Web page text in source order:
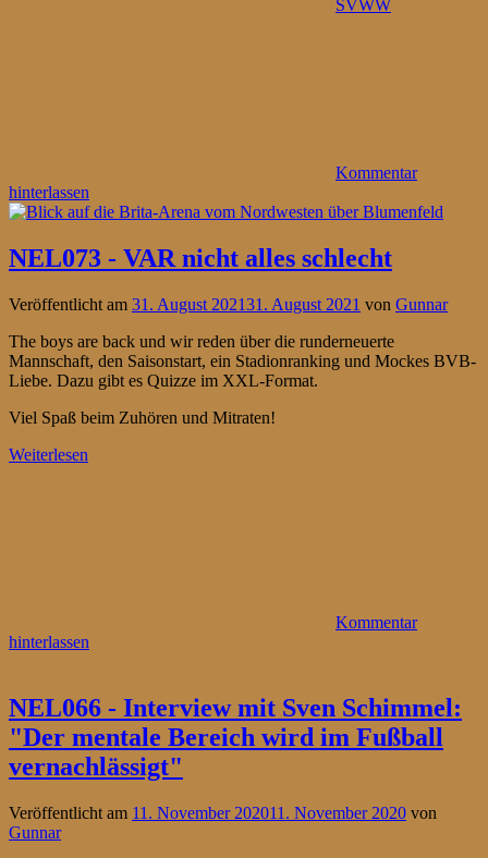
SVWW
Kommentar
hinterlassen
NEL073 - VAR nicht alles schlecht
Veröffentlicht am 31. August 202131. August 2021 von Gunnar
The boys are back und wir reden über die runderneuerte
Mannschaft, den Saisonstart, ein Stadionranking und Mockes BVB-
Liebe. Dazu gibt es Quizze im XXL-Format.
Viel Spaß beim Zuhören und Mitraten!
Weiterlesen
Kommentar
hinterlassen
NEL066 - Interview mit Sven Schimmel:
"Der mentale Bereich wird im Fußball
vernachlässigt"
Veröffentlicht am 11. November 202011. November 2020 von
Gunnar